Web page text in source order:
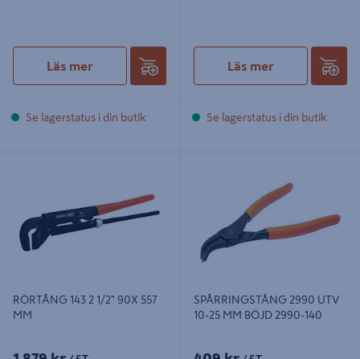
Läs mer
Se lagerstatus i din butik
Läs mer
Se lagerstatus i din butik
RÖRTÅNG 143 2 1/2" 90X 557
MM
SPÅRRINGSTÅNG 2990 UTV
10-25 MM BÖJD 2990-140